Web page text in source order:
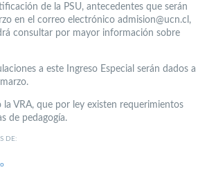
de la PSU, antecedentes que serán
en el correo electrónico admision@ucn.cl,
consultar por mayor información sobre
a este Ingreso Especial serán dados a
la VRA, que por ley existen requerimientos
de pedagogía.
DE: